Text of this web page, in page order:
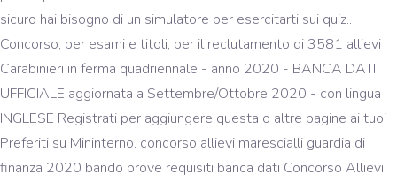
sicuro hai bisogno di un simulatore per esercitarti sui quiz..
Concorso, per esami e titoli, per il reclutamento di 3581 allievi
Carabinieri in ferma quadriennale - anno 2020 - BANCA DATI
UFFICIALE aggiornata a Settembre/Ottobre 2020 - con lingua
INGLESE Registrati per aggiungere questa o altre pagine ai tuoi
Preferiti su Mininterno. concorso allievi marescialli guardia di
finanza 2020 bando prove requisiti banca dati Concorso Allievi